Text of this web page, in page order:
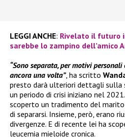
LEGGI ANCHE: Rivelato il futuro
sarebbe lo zampino dell’amico
“Sono separata, per motivi
ancora una volta”, ha scritto
presto darà ulteriori dettagli sulla
un periodo di crisi iniziano nel
scoperto un tradimento del
di separarsi. Insieme, però, erano
divergenze. E di recente lei ha
leucemia mieloide cronica.